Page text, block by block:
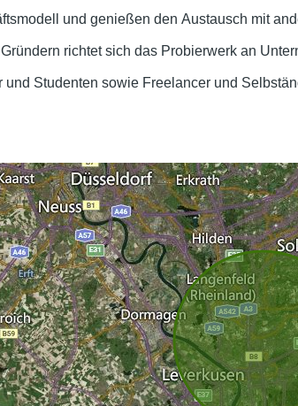
und genießen den Austausch mit
richtet sich das Probierwerk an
und Studenten sowie Freelancer und